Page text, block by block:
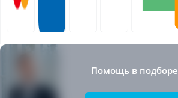
Помощь в подборе